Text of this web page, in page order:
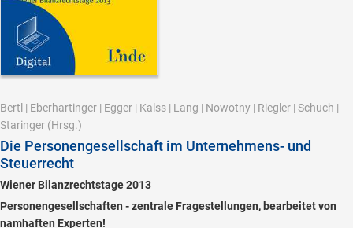
Bertl | Eberhartinger | Egger | Kalss | Lang | Nowotny | Riegler | Schuch |
Staringer (Hrsg.)
Die Personengesellschaft im Unternehmens- und
Steuerrecht
Wiener Bilanzrechtstage 2013
Personengesellschaften - zentrale Fragestellungen, bearbeitet von
namhaften Experten!